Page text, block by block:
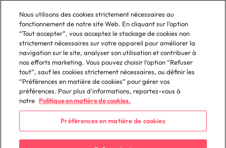
© 2025 Robert Walters Plc. All Rights Reserved.
Nous utilisons des cookies strictement nécessaires au
fonctionnement de notre site Web. En cliquant sur l’option
“Tout accepter”, vous acceptez le stockage de cookies non
strictement nécessaires sur votre appareil pour améliorer la
navigation sur le site, analyser son utilisation et contribuer à
nos efforts marketing. Vous pouvez choisir l’option “Refuser
tout”, sauf les cookies strictement nécessaires, ou définir les
“Préférences en matière de cookies” pour gérer vos
préférences. Pour plus d'informations, reportez-vous à
notre Politique en matière de cookies.
Préférences en matière de cookies